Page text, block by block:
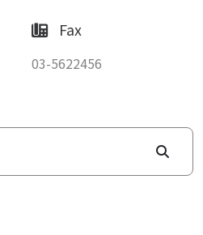
Fax
03-5622456